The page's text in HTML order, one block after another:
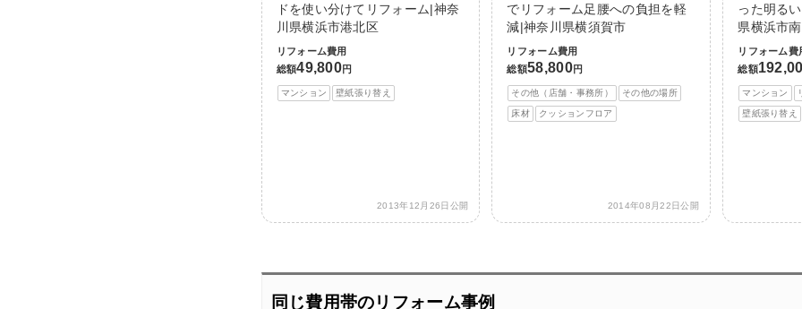
ドを使い分けてリフォーム|神奈
川県横浜市港北区
リフォーム費用
総額49,800円
マンション 壁紙張り替え
2013年12月26日公開
でリフォーム足腰への負担を軽
減|神奈川県横須賀市
リフォーム費用
総額58,800円
その他（店舗・事務所） その他の場所
床材 クッションフロア
2014年08月22日公開
った明る
県横浜市
リフォーム費
総額
マンション
壁紙張り替え
同じ費用帯のリフォーム事例